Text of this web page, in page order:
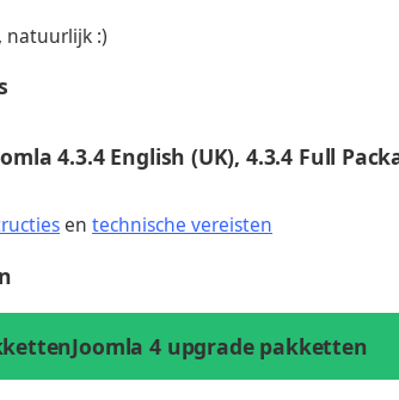
natuurlijk :)
4.3.4 English (UK), 4.3.4 Full
entechnische vereisten
4 upgrade pakketten